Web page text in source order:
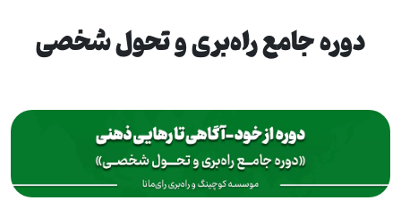
دوره جامع راه‌بری و تحول شخصی